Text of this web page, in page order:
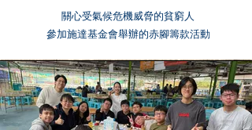
關心受氣候危機威脅的貧窮人
參加施達基金會舉辦的赤腳籌款活動